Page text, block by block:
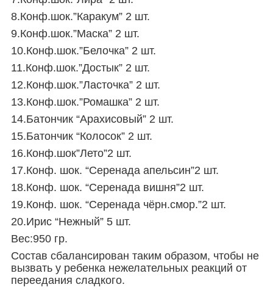
8.Конф.шок.”Каракум” 2 шт.
9.Конф.шок.”Маска” 2 шт.
10.Конф.шок.”Белочка” 2 шт.
11.Конф.шок.”Достык” 2 шт.
12.Конф.шок.”Ласточка” 2 шт.
13.Конф.шок.”Ромашка” 2 шт.
14.Батончик “Арахисовый” 2 шт.
15.Батончик “Колосок” 2 шт.
16.Конф.шок”Лето”2 шт.
17.Конф. шок. “Серенада апельсин”2 шт.
18.Конф. шок. “Серенада вишня”2 шт.
19.Конф. шок. “Серенада чёрн.смор.”2 шт.
20.Ирис “Нежный” 5 шт.
Вес:950 гр.
Состав сбалансирован таким образом, чтобы не
вызвать у ребенка нежелательных реакций от
переедания сладкого.